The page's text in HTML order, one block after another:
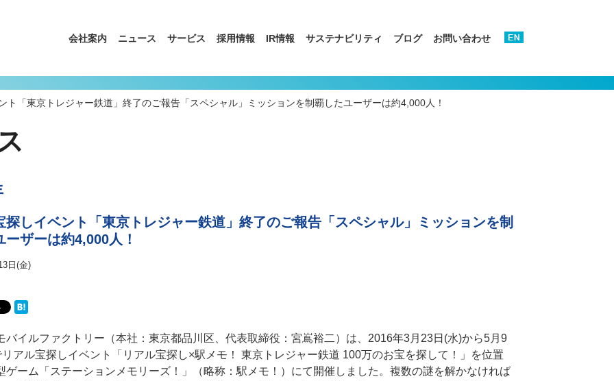
会社案内 ニュース サービス 採用情報 IR情報 サステナビリティ ブログ お問い合わせ
ト「東京トレジャー鉄道」終了のご報告「スペシャル」ミッションを制覇したユーザーは約4,000人！
探しイベント「東京トレジャー鉄道」終了のご報告「スペシャル」ミッションを制
ーザーは約4,000人！
日(金)
バイルファクトリー（本社：東京都品川区、代表取締役：宮嶌裕二）は、2016年3月23日(水)から5月9
リアル宝探しイベント「リアル宝探し×駅メモ！ 東京トレジャー鉄道 100万のお宝を探して！」を位置
ゲーム「ステーションメモリーズ！」（略称：駅メモ！）にて開催しました。複数の謎を解かなければ